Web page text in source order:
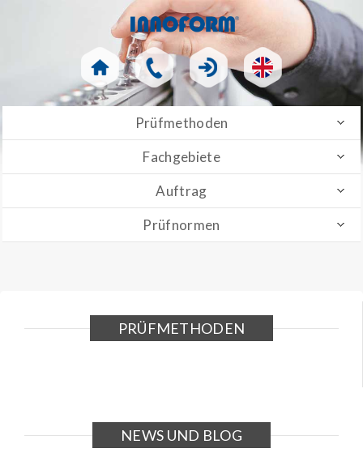
Prüfmethoden
Fachgebiete
Auftrag
Prüfnormen
PRÜFMETHODEN
NEWS UND BLOG